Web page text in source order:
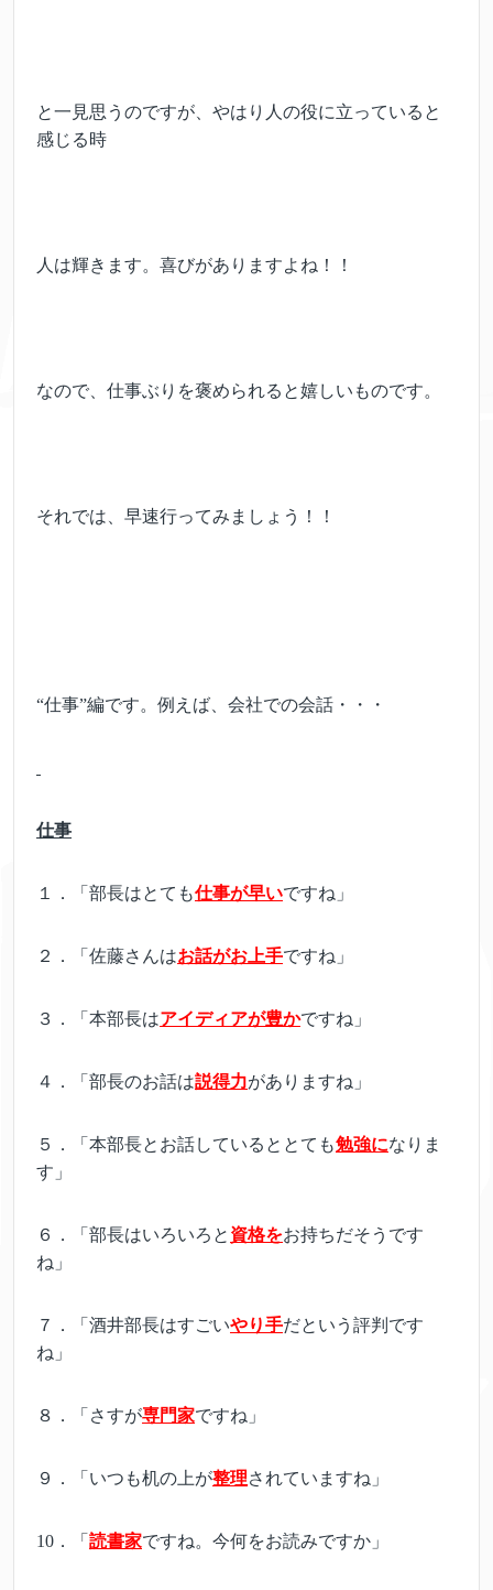
と一見思うのですが、やはり人の役に立っていると
感じる時
人は輝きます。喜びがありますよね！！
なので、仕事ぶりを褒められると嬉しいものです。
それでは、早速行ってみましょう！！
“仕事”編です。例えば、会社での会話・・・
仕事
１．「部長はとても仕事が早いですね」
２．「佐藤さんはお話がお上手ですね」
３．「本部長はアイディアが豊かですね」
４．「部長のお話は説得力がありますね」
５．「本部長とお話しているととても勉強になりま
す」
６．「部長はいろいろと 資格をお持ちだそうです
ね」
７．「酒井部長はすごいやり手だという評判です
ね」
８．「さすが専門家ですね」
９．「いつも机の上が整理されていますね」
10．「 読書家ですね。今何をお読みですか」